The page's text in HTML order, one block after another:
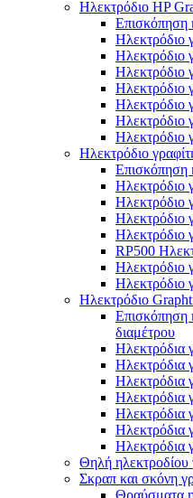
Ηλεκτρόδιο HP
Επισκόπηση
Ηλεκτρόδιο
Ηλεκτρόδιο
Ηλεκτρόδιο
Ηλεκτρόδιο
Ηλεκτρόδιο
Ηλεκτρόδιο
Ηλεκτρόδιο
Ηλεκτρόδιο
Επισκόπηση
Ηλεκτρόδιο
Ηλεκτρόδιο
Ηλεκτρόδιο
Ηλεκτρόδιο
RP500
Ηλεκτρόδιο
Ηλεκτρόδιο
Ηλεκτρόδιο
Επισκόπηση
διαμέτρου
Ηλεκτρόδια
Ηλεκτρόδια
Ηλεκτρόδια
Ηλεκτρόδια
Ηλεκτρόδια
Ηλεκτρόδια
Ηλεκτρόδια
Θηλή ηλεκτροδίου
Σκραπ και σκόνη
Θραύσματα